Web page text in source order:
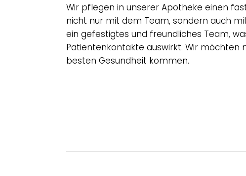
Wir pflegen in unserer Apotheke einen
nicht nur mit dem Team, sondern auch
ein gefestigtes und freundliches Team,
Patientenkontakte auswirkt. Wir möchten
besten Gesundheit kommen.